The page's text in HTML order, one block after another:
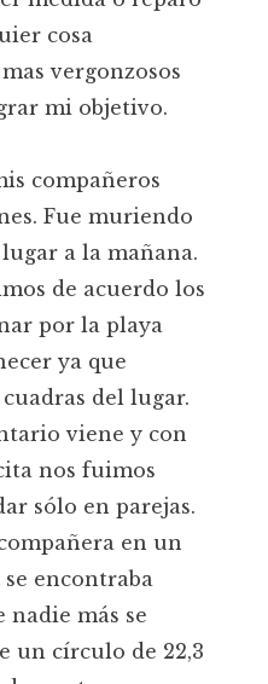
cosa
vergonzosos
mi objetivo.
compañeros
Fue muriendo
a la mañana.
de acuerdo los
por la playa
ya que
del lugar.
viene y con
nos fuimos
sólo en parejas.
en un
encontraba
más se
un círculo de 22,3